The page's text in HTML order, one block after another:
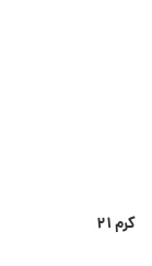
کرم ۲۱